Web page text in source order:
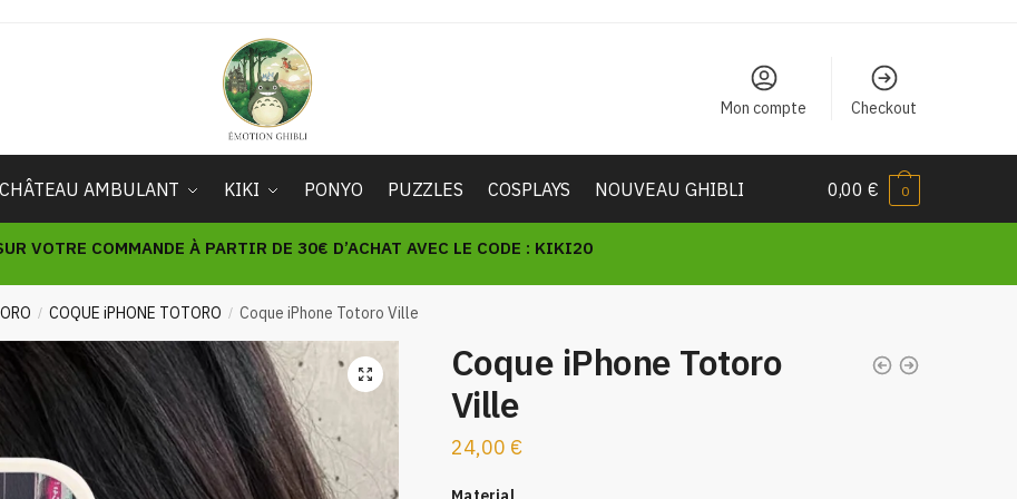
Mon compte Checkout
AMBULANT KIKI PONYO PUZZLES COSPLAYS NOUVEAU GHIBLI 0,00€ 0
VOTRE COMMANDE À PARTIR DE 30€ D’ACHAT AVEC LE CODE : KIKI20
/ COQUE iPHONE TOTORO / Coque iPhone Totoro Ville
🔍
Coque iPhone Totoro
Ville
24,00 €